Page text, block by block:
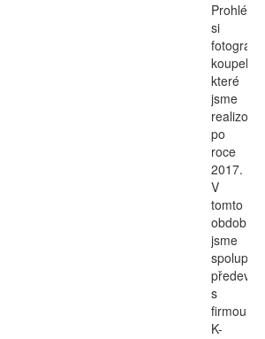
si
fotografie
koupelen,
které
jsme
po
roce
2017.
V
tomto
období
jsme
s
firmou
K-